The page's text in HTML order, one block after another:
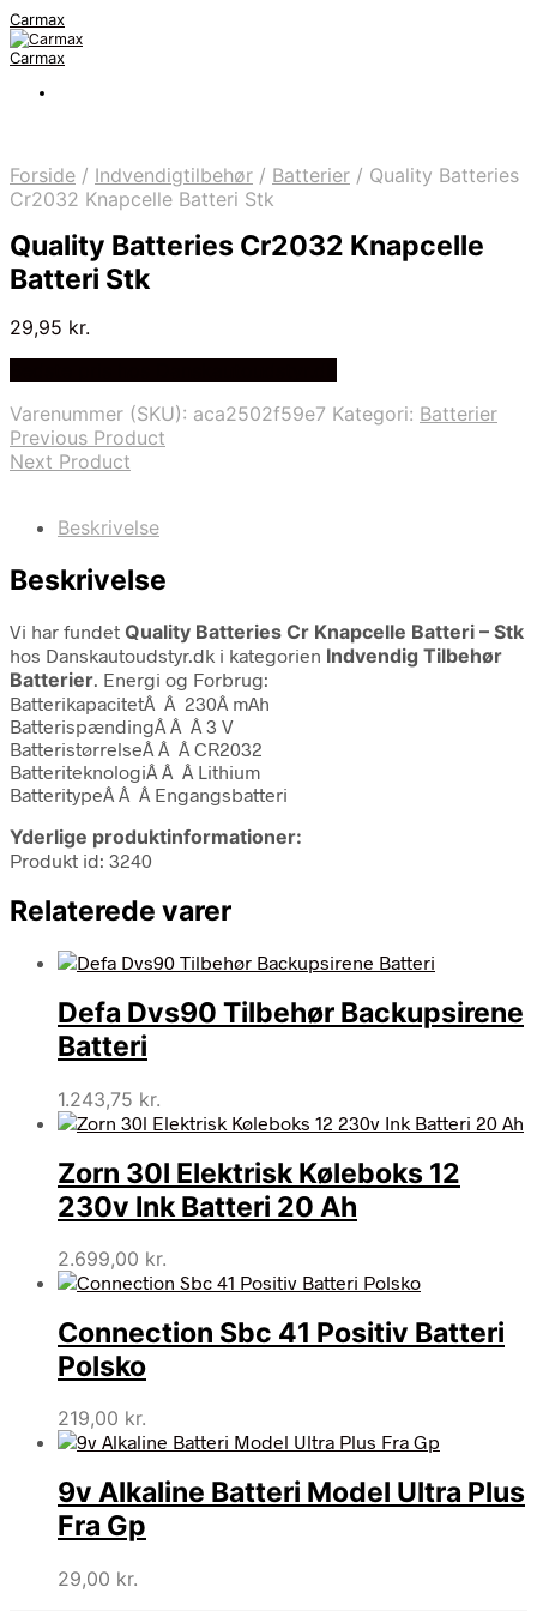
Carmax
Carmax
Forside / Indvendigtilbehør / Batterier / Quality Batteries
Cr2032 Knapcelle Batteri Stk
Quality Batteries Cr2032 Knapcelle
Batteri Stk
29,95 kr.
Varenummer (SKU): aca2502f59e7 Kategori: Batterier
Previous Product
Next Product
Beskrivelse
Beskrivelse
Vi har fundet Quality Batteries Cr Knapcelle Batteri – Stk
hos Danskautoudstyr.dk i kategorien Indvendig Tilbehør
Batterier. Energi og Forbrug:
BatterikapacitetÂ Â 230Â mAh
BatterispændingÂ Â Â 3 V
BatteristørrelseÂ Â Â CR2032
BatteriteknologiÂ Â Â Lithium
BatteritypeÂ Â Â Engangsbatteri
Yderlige produktinformationer:
Produkt id: 3240
Relaterede varer
Defa Dvs90 Tilbehør Backupsirene
Batteri
1.243,75 kr.
Zorn 30l Elektrisk Køleboks 12
230v Ink Batteri 20 Ah
2.699,00 kr.
Connection Sbc 41 Positiv Batteri
Polsko
219,00 kr.
9v Alkaline Batteri Model Ultra Plus
Fra Gp
29,00 kr.